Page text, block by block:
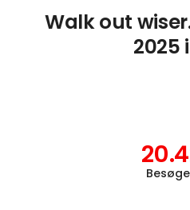
Walk out
2025